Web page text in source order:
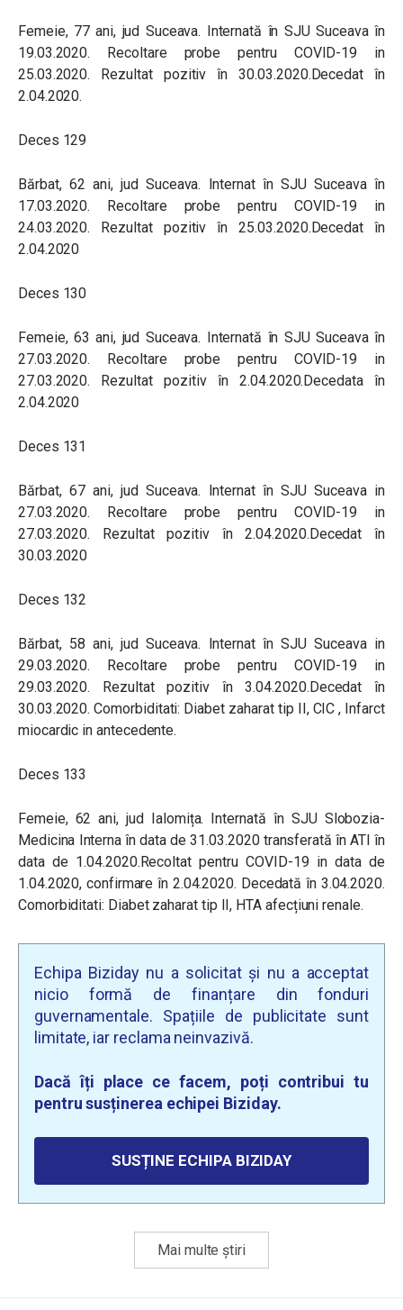
Femeie, 77 ani, jud Suceava. Internată în SJU Suceava în
19.03.2020. Recoltare probe pentru COVID-19 in
25.03.2020. Rezultat pozitiv în 30.03.2020.Decedat în
2.04.2020.
Deces 129
Bărbat, 62 ani, jud Suceava. Internat în SJU Suceava în
17.03.2020. Recoltare probe pentru COVID-19 in
24.03.2020. Rezultat pozitiv în 25.03.2020.Decedat în
2.04.2020
Deces 130
Femeie, 63 ani, jud Suceava. Internată în SJU Suceava în
27.03.2020. Recoltare probe pentru COVID-19 in
27.03.2020. Rezultat pozitiv în 2.04.2020.Decedata în
2.04.2020
Deces 131
Bărbat, 67 ani, jud Suceava. Internat în SJU Suceava in
27.03.2020. Recoltare probe pentru COVID-19 in
27.03.2020. Rezultat pozitiv în 2.04.2020.Decedat în
30.03.2020
Deces 132
Bărbat, 58 ani, jud Suceava. Internat în SJU Suceava in
29.03.2020. Recoltare probe pentru COVID-19 in
29.03.2020. Rezultat pozitiv în 3.04.2020.Decedat în
30.03.2020. Comorbiditati: Diabet zaharat tip II, CIC , Infarct
miocardic in antecedente.
Deces 133
Femeie, 62 ani, jud Ialomița. Internată în SJU Slobozia-
Medicina Interna în data de 31.03.2020 transferată în ATI în
data de 1.04.2020.Recoltat pentru COVID-19 in data de
1.04.2020, confirmare în 2.04.2020. Decedată în 3.04.2020.
Comorbiditati: Diabet zaharat tip II, HTA afecțiuni renale.
Echipa Biziday nu a solicitat și nu a acceptat
nicio formă de finanțare din fonduri
guvernamentale. Spațiile de publicitate sunt
limitate, iar reclama neinvazivă.
Dacă îți place ce facem, poți contribui tu
pentru susținerea echipei Biziday.
SUSȚINE ECHIPA BIZIDAY
Mai multe știri